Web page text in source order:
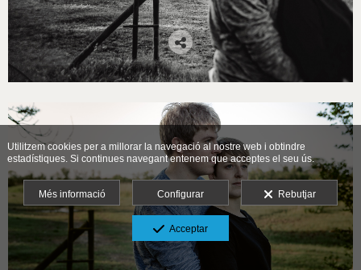
Utilitzem cookies per a millorar la navegació al nostre web i obtindre
estadístiques. Si continues navegant entenem que acceptes el seu ús.
Més informació Configurar Rebutjar
Acceptar